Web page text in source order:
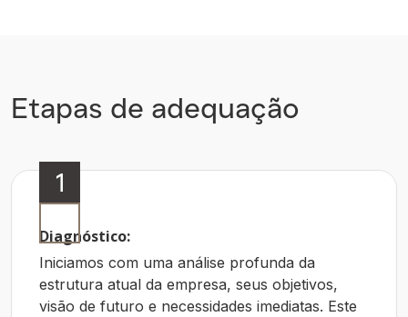
Etapas de adequação
1
Diagnóstico:
Iniciamos com uma análise profunda da
estrutura atual da empresa, seus objetivos,
visão de futuro e necessidades imediatas. Este